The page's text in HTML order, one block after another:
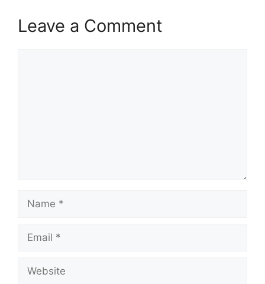
Leave a Comment
Name
Email
Website